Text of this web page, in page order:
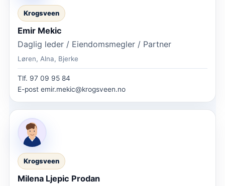
Krogsveen
Emir Mekic
Daglig leder / Eiendomsmegler / Partner
Løren, Alna, Bjerke
Tlf. 97 09 95 84
E-post emir.mekic@krogsveen.no
Krogsveen
Milena Ljepic Prodan